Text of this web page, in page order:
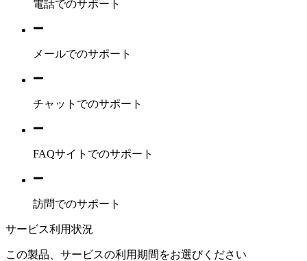
電話でのサポート
メールでのサポート
チャットでのサポート
FAQサイトでのサポート
訪問でのサポート
サービス利用状況
この製品、サービスの利用期間をお選びください